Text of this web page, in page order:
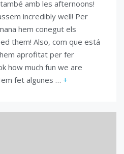
amb les afternoons!
incredibly well! Per
hem conegut els
them! Also, com que está
aprofitat per fer
how much fun we are
fet algunes … +